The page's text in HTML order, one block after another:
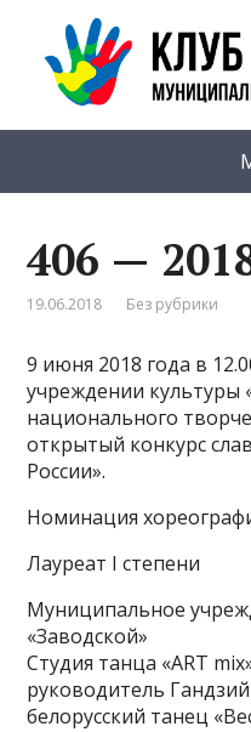
406 —
19.06.2018 Без рубрики
9 июня 2018 года в
учреждении культуры
национального
открытый конкурс
России».
Номинация
Лауреат I степени
Муниципальное
«Заводской»
Студия танца «ART
руководитель
белорусский танец